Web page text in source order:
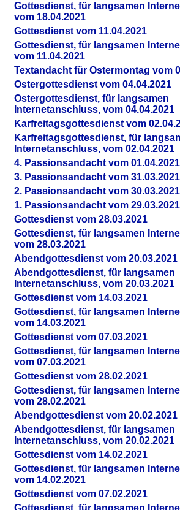
Gottesdienst, für langsamen
vom 18.04.2021
Gottesdienst vom 11.04.2021
Gottesdienst, für langsamen
vom 11.04.2021
Textandacht für Ostermontag vom
Ostergottesdienst vom 04.04.2021
Ostergottesdienst, für langsamen
Internetanschluss, vom 04.04.2021
Karfreitagsgottesdienst vom
Karfreitagsgottesdienst, für
Internetanschluss, vom 02.04.2021
4. Passionsandacht vom 01.04.2021
3. Passionsandacht vom 31.03.2021
2. Passionsandacht vom 30.03.2021
1. Passionsandacht vom 29.03.2021
Gottesdienst vom 28.03.2021
Gottesdienst, für langsamen
vom 28.03.2021
Abendgottesdienst vom 20.03.2021
Abendgottesdienst, für langsamen
Internetanschluss, vom 20.03.2021
Gottesdienst vom 14.03.2021
Gottesdienst, für langsamen
vom 14.03.2021
Gottesdienst vom 07.03.2021
Gottesdienst, für langsamen
vom 07.03.2021
Gottesdienst vom 28.02.2021
Gottesdienst, für langsamen
vom 28.02.2021
Abendgottesdienst vom 20.02.2021
Abendgottesdienst, für langsamen
Internetanschluss, vom 20.02.2021
Gottesdienst vom 14.02.2021
Gottesdienst, für langsamen
vom 14.02.2021
Gottesdienst vom 07.02.2021